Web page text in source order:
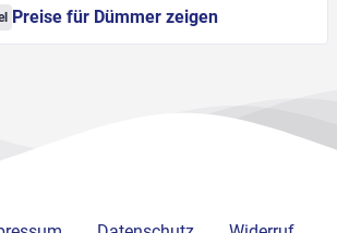
Preise für Dümmer zeigen